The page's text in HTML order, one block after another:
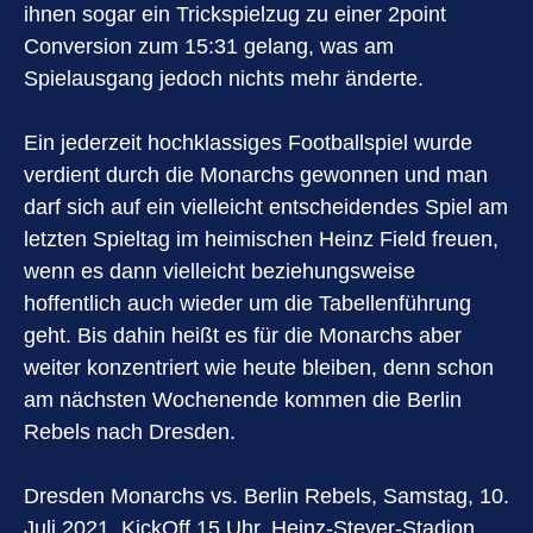
ihnen sogar ein Trickspielzug zu einer 2point
Conversion zum 15:31 gelang, was am
Spielausgang jedoch nichts mehr änderte.
Ein jederzeit hochklassiges Footballspiel wurde
verdient durch die Monarchs gewonnen und man
darf sich auf ein vielleicht entscheidendes Spiel am
letzten Spieltag im heimischen Heinz Field freuen,
wenn es dann vielleicht beziehungsweise
hoffentlich auch wieder um die Tabellenführung
geht. Bis dahin heißt es für die Monarchs aber
weiter konzentriert wie heute bleiben, denn schon
am nächsten Wochenende kommen die Berlin
Rebels nach Dresden.
Dresden Monarchs vs. Berlin Rebels, Samstag, 10.
Juli 2021, KickOff 15 Uhr, Heinz-Steyer-Stadion